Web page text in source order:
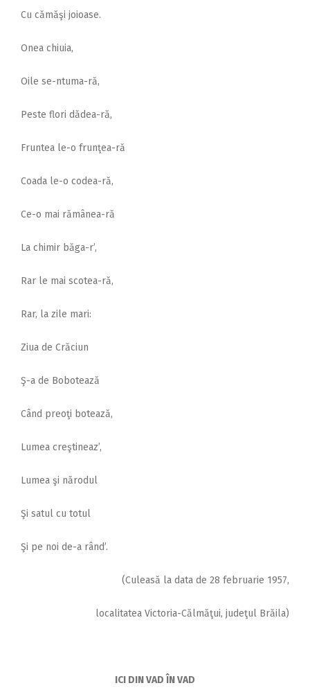
Cu cămăşi joioase.
Onea chiuia,
Oile se-ntuma-ră,
Peste flori dădea-ră,
Fruntea le-o frunţea-ră
Coada le-o codea-ră,
Ce-o mai rămânea-ră
La chimir băga-r’,
Rar le mai scotea-ră,
Rar, la zile mari:
Ziua de Crăciun
Ş-a de Bobotează
Când preoţi botează,
Lumea creştineaz’,
Lumea şi nărodul
Şi satul cu totul
Şi pe noi de-a rând’.
(Culeasă la data de 28 februarie 1957,
localitatea Victoria-Călmăţui, judeţul Brăila)
ICI DIN VAD ÎN VAD